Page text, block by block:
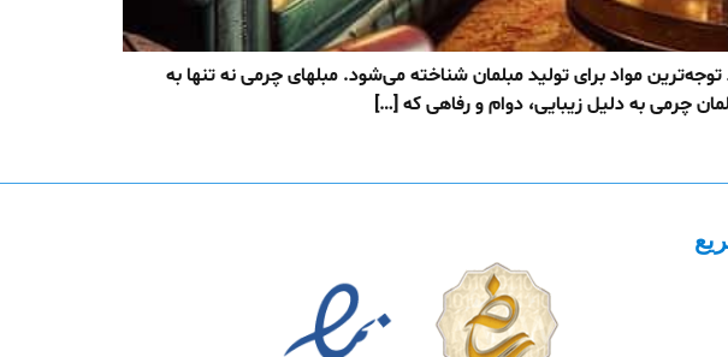
مواد برای تولید مبلمان شناخته می‌شود. مبلهای چرمی نه تنها به
چرمی به دلیل زیبایی، دوام و رفاهی که […]